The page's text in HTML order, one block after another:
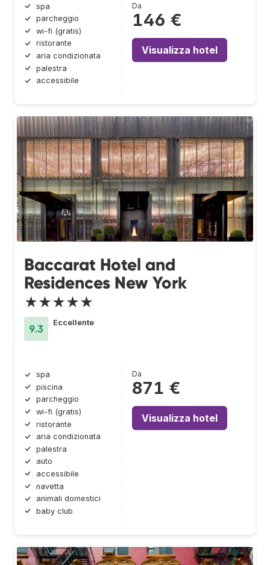
spa
parcheggio
wi-fi (gratis)
ristorante
aria condizionata
palestra
accessibile
Da
146 €
Visualizza hotel
Baccarat Hotel and
Residences New York
★★★★★
9.3
Eccellente
spa
piscina
parcheggio
wi-fi (gratis)
ristorante
aria condizionata
palestra
auto
accessibile
navetta
animali domestici
baby club
Da
871 €
Visualizza hotel